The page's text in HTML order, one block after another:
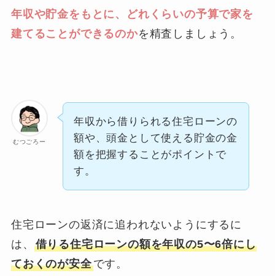
年収や貯金をもとに、どれくらいの予算で家を
建てることができるのかを精査しましょう。
むつごろー
年収から借りられる住宅ローンの
額や、頭金として使える貯金の金
額を把握することがポイントで
す。
住宅ローンの返済に追われないようにするに
は、 借りる住宅ローンの額を年収の5〜6倍にし
ておくのが安全です。